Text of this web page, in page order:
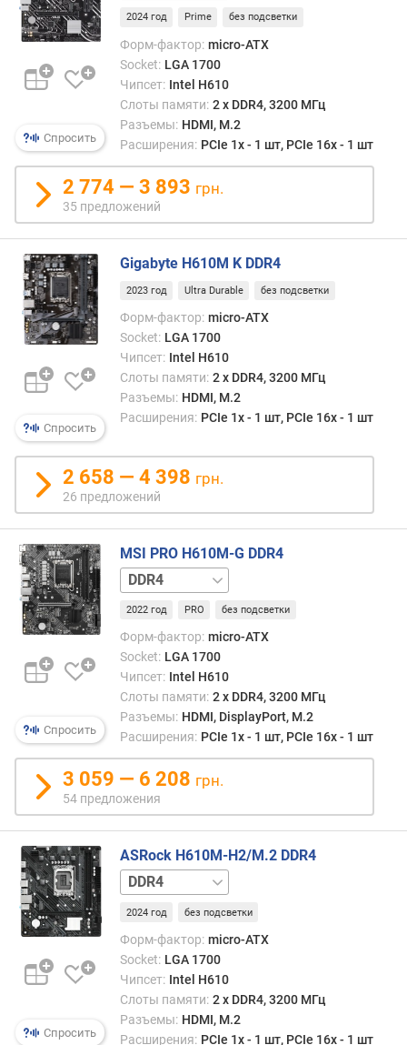
а
к
с
и
м
ь
н
ы
й
о
б
ъ
е
м
п
а
я
т
(
Г
)
A
T
A
3
(
6
Г
б
/
(
ш
т
)
M
S
A
A
(
)
Спросить
2024 год Prime без подсветки
Форм-фактор: micro-ATX
Socket: LGA 1700
Чипсет: Intel H610
Слоты памяти: 2 х DDR4, 3200 МГц
Разъемы: HDMI, M.2
Расширения: PCIe 1x - 1 шт, PCIe 16x - 1 шт
2 774 — 3 893 грн.
35 предложений
Спросить
Gigabyte H610M K DDR4
2023 год Ultra Durable без подсветки
Форм-фактор: micro-ATX
Socket: LGA 1700
Чипсет: Intel H610
Слоты памяти: 2 х DDR4, 3200 МГц
Разъемы: HDMI, M.2
Расширения: PCIe 1x - 1 шт, PCIe 16x - 1 шт
2 658 — 4 398 грн.
26 предложений
Спросить
MSI PRO H610M-G DDR4
DDR5
2022 год PRO без подсветки
Форм-фактор: micro-ATX
Socket: LGA 1700
Чипсет: Intel H610
Слоты памяти: 2 х DDR4, 3200 МГц
Разъемы: HDMI, DisplayPort, M.2
Расширения: PCIe 1x - 1 шт, PCIe 16x - 1 шт
3 059 — 6 208 грн.
54 предложения
Спросить
ASRock H610M-H2/M.2 DDR4
DDR5
2024 год без подсветки
Форм-фактор: micro-ATX
Socket: LGA 1700
Чипсет: Intel H610
Слоты памяти: 2 х DDR4, 3200 МГц
Разъемы: HDMI, M.2
Расширения: PCIe 1x - 1 шт, PCIe 16x - 1 шт